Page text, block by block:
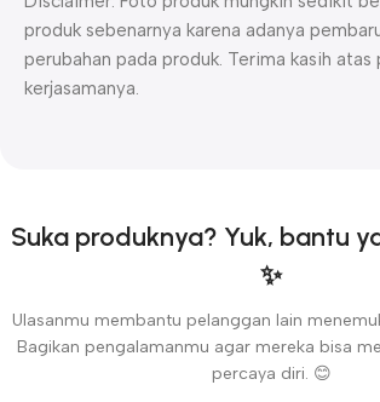
produk sebenarnya karena adanya
perubahan pada produk. Terima kasih atas
kerjasamanya.
Suka produknya? Yuk, bantu
✨
Ulasanmu membantu pelanggan lain
Bagikan pengalamanmu agar mereka bisa
percaya diri. 😊